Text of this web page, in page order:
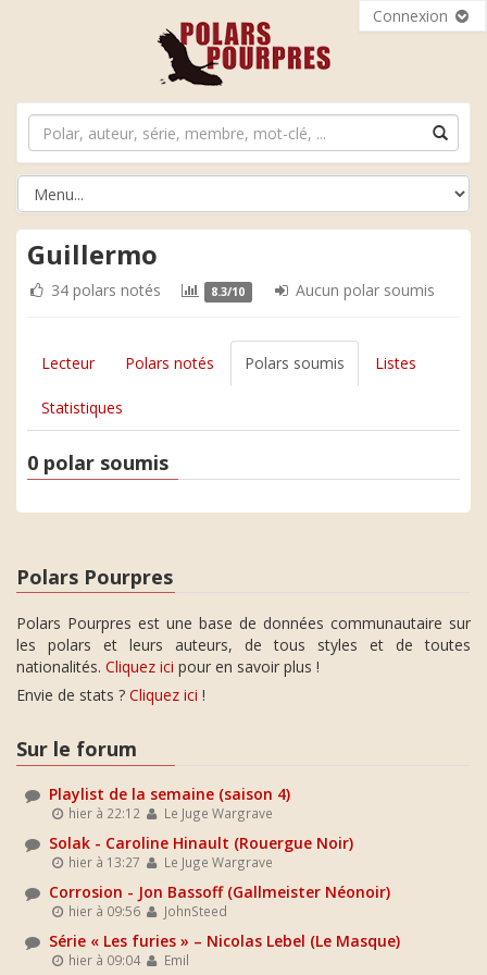
Connexion
Guillermo
34 polars notés 8.3/10 Aucun polar soumis
Lecteur Polars notés Polars soumis Listes
Statistiques
0 polar soumis
Polars Pourpres
Polars Pourpres est une base de données communautaire sur
les polars et leurs auteurs, de tous styles et de toutes
nationalités. Cliquez ici pour en savoir plus !
Envie de stats ? Cliquez ici !
Sur le forum
Playlist de la semaine (saison 4)
hier à 22:12 Le Juge Wargrave
Solak - Caroline Hinault (Rouergue Noir)
hier à 13:27 Le Juge Wargrave
Corrosion - Jon Bassoff (Gallmeister Néonoir)
hier à 09:56 JohnSteed
Série « Les furies » – Nicolas Lebel (Le Masque)
hier à 09:04 Emil